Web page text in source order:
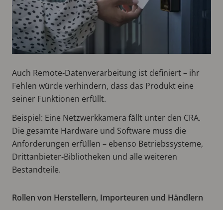
Auch Remote‑Datenverarbeitung ist definiert – ihr
Fehlen würde verhindern, dass das Produkt eine
seiner Funktionen erfüllt.
Beispiel: Eine Netzwerkkamera fällt unter den CRA.
Die gesamte Hardware und Software muss die
Anforderungen erfüllen – ebenso Betriebssysteme,
Drittanbieter‑Bibliotheken und alle weiteren
Bestandteile.
Rollen von Herstellern, Importeuren und Händlern